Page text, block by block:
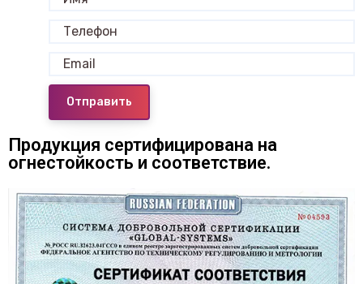
Отправить
Продукция сертифицирована на
огнестойкость и соответствие.